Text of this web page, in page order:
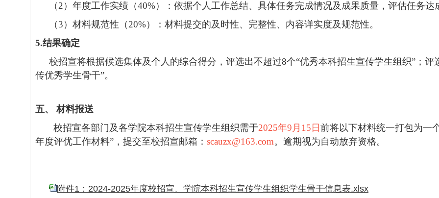
（2）年度工作实绩（40%）：依据个人工作总结、具体任务完成情况及成果质量，评估任务
（3）材料规范性（20%）：材料提交的及时性、完整性、内容详实度及规范性。
5.结果确定
校招宣将根据候选集体及个人的综合得分， 评选出不超过8个“优秀本科招生宣传学生组织”； 评
传优秀学生骨干”。
五、材料报送
校招宣各部门及各学院本科招生宣传学生组织需于2025年9 月 15 日前将以下材料统一打包为一
年度评优工作材料”，提交至校招宣邮箱： scauzx@163.com。逾期视为自动放弃资格。
附件1：2024-2025年度校招宣、学院本科招生宣传学生组织学生骨干信息表.xlsx